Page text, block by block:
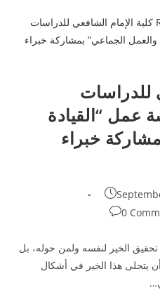
للدراسات
عمل “القيادة
خبراء
0
الخير لنفسه ولمن حوله، بل
يتجلى هذا الخير في أشكال